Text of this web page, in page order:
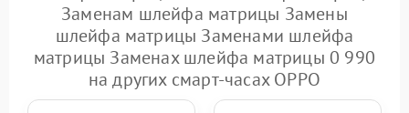
Заменам шлейфа матрицы Замены
шлейфа матрицы Заменами шлейфа
матрицы Заменах шлейфа матрицы 0 990
на других смарт-часах OPPO